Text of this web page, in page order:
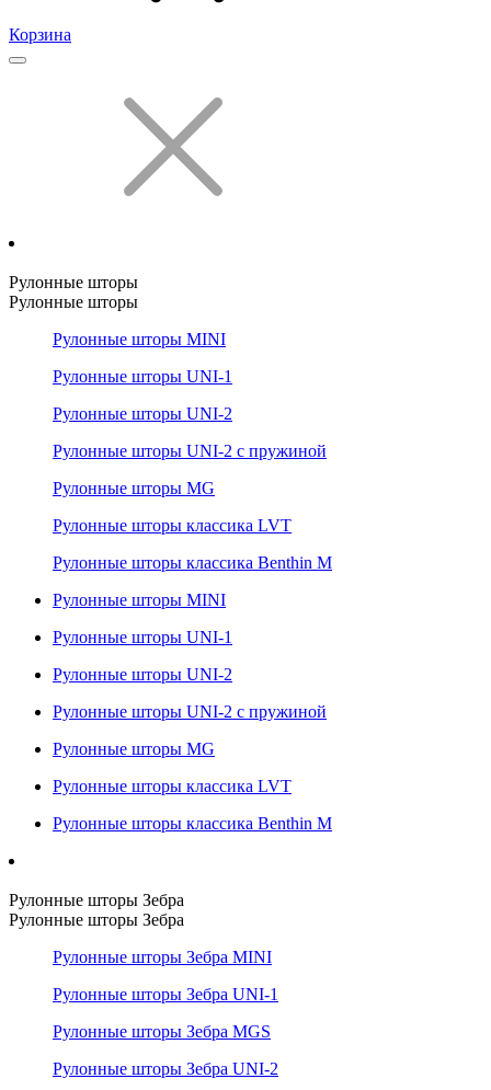
Корзина
Рулонные шторы
Рулонные шторы
Рулонные шторы MINI
Рулонные шторы UNI-1
Рулонные шторы UNI-2
Рулонные шторы UNI-2 с пружиной
Рулонные шторы MG
Рулонные шторы классика LVT
Рулонные шторы классика Benthin M
Рулонные шторы MINI
Рулонные шторы UNI-1
Рулонные шторы UNI-2
Рулонные шторы UNI-2 с пружиной
Рулонные шторы MG
Рулонные шторы классика LVT
Рулонные шторы классика Benthin M
Рулонные шторы Зебра
Рулонные шторы Зебра
Рулонные шторы Зебра MINI
Рулонные шторы Зебра UNI-1
Рулонные шторы Зебра MGS
Рулонные шторы Зебра UNI-2